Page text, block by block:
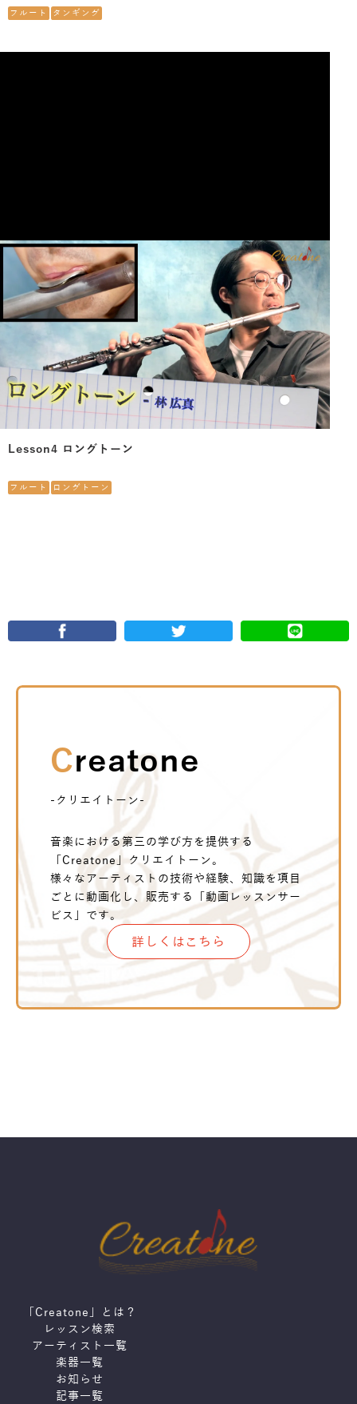
フルート タンギング
Lesson4 ロングトーン
フルート ロングトーン
Creatone
-クリエイトーン-
音楽における第三の学び方を提供する
「Creatone」クリエイトーン。
様々なアーティストの技術や経験、知識を項目
ごとに動画化し、販売する「動画レッスンサー
ビス」です。
詳しくはこちら
「Creatone」とは？
レッスン検索
アーティスト一覧
楽器一覧
お知らせ
記事一覧